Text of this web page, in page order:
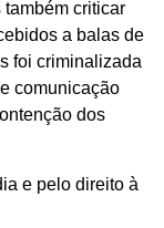
criticar
a balas de
foi criminalizada
comunicação
dos
e pelo direito à